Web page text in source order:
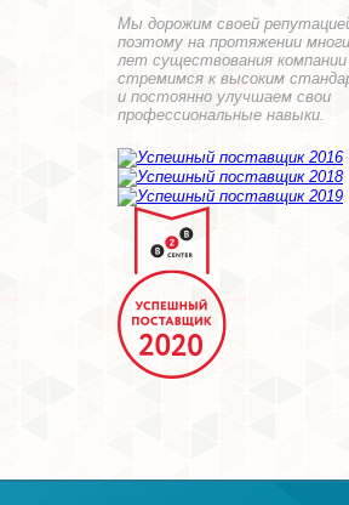
Мы дорожим своей
поэтому на протяжении
лет существования компании
стремимся к высоким
и постоянно улучшаем свои
профессиональные навыки.